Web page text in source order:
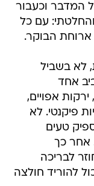
המדבר וכעבור
עם כל
הבוקר.
לא בשביל
אחד
אפויים,
פיקנטי. לא
טעים
אחר כך
לבריכה
להוריד חולצה